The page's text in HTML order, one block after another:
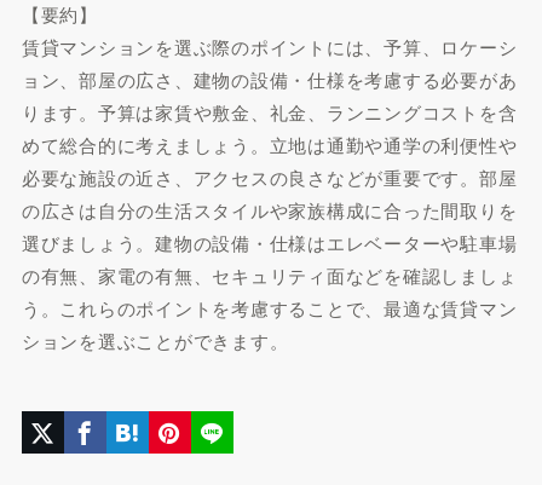
【要約】
賃貸マンションを選ぶ際のポイントには、予算、ロケーシ
ョン、部屋の広さ、建物の設備・仕様を考慮する必要があ
ります。予算は家賃や敷金、礼金、ランニングコストを含
めて総合的に考えましょう。立地は通勤や通学の利便性や
必要な施設の近さ、アクセスの良さなどが重要です。部屋
の広さは自分の生活スタイルや家族構成に合った間取りを
選びましょう。建物の設備・仕様はエレベーターや駐車場
の有無、家電の有無、セキュリティ面などを確認しましょ
う。これらのポイントを考慮することで、最適な賃貸マン
ションを選ぶことができます。